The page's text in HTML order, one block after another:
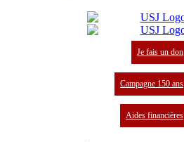
Je fais un don
Campagne 150 ans
Aides financières